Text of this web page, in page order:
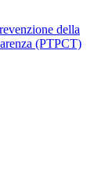
della
(PTPCT)